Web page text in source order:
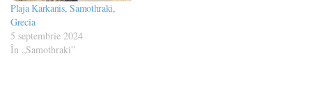
Plaja Karkanis, Samothraki,
Grecia
5 septembrie 2024
În „Samothraki”